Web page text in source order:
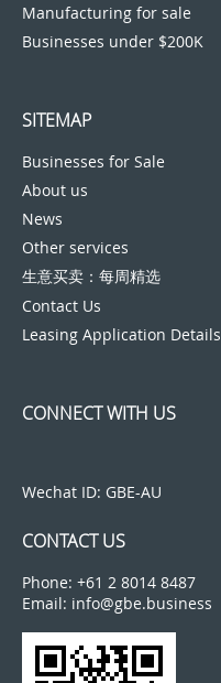
Manufacturing for sale
Businesses under $200K
SITEMAP
Businesses for Sale
About us
News
Other services
生意买卖：每周精选
Contact Us
Leasing Application Details
CONNECT WITH US
Wechat ID: GBE-AU
CONTACT US
Phone: +61 2 8014 8487
Email: info@gbe.business